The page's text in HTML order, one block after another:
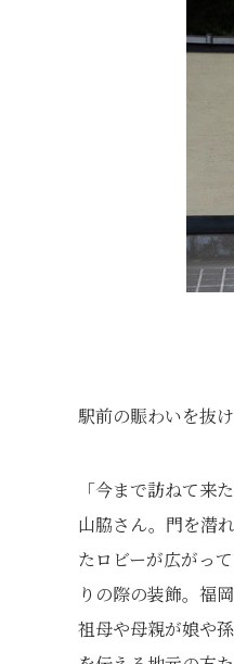
駅前の賑わいを抜
「今まで訪ねて来
山脇さん。門を潜
たロビーが広がっ
りの際の装飾。福
祖母や母親が娘や